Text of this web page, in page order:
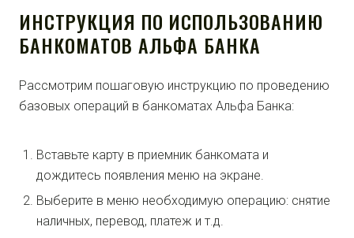
ИНСТРУКЦИЯ ПО ИСПОЛЬЗОВАНИЮ
БАНКОМАТОВ АЛЬФА БАНКА
Рассмотрим пошаговую инструкцию по проведению
базовых операций в банкоматах Альфа Банка:
Вставьте карту в приемник банкомата и
дождитесь появления меню на экране.
Выберите в меню необходимую операцию: снятие
наличных, перевод, платеж и т.д.